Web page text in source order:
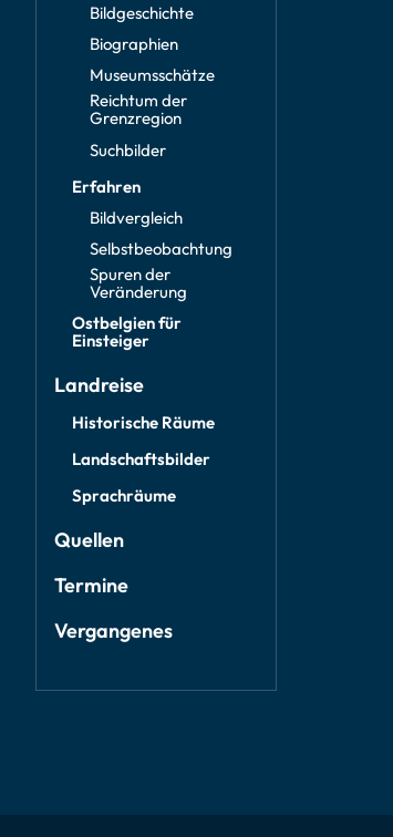
Bildgeschichte
Biographien
Museumsschätze
Reichtum der
Grenzregion
Suchbilder
Erfahren
Bildvergleich
Selbstbeobachtung
Spuren der
Veränderung
Ostbelgien für
Einsteiger
Landreise
Historische Räume
Landschaftsbilder
Sprachräume
Quellen
Termine
Vergangenes